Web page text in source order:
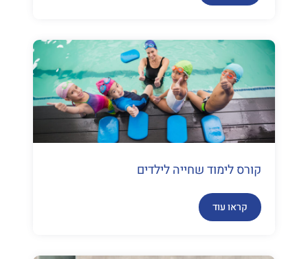
קורס לימוד שחייה לילדים
קראו עוד